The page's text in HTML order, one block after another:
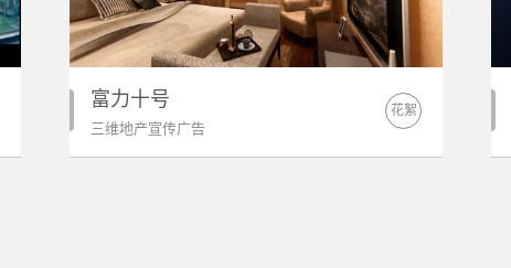
富力十号
三维地产宣传广告
花絮